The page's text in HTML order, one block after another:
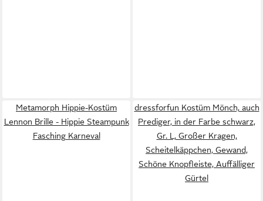
Metamorph Hippie-Kostüm
Lennon Brille - Hippie Steampunk
Fasching Karneval
dressforfun Kostüm Mönch, auch
Prediger, in der Farbe schwarz,
Gr. L, Großer Kragen,
Scheitelkäppchen, Gewand,
Schöne Knopfleiste, Auffälliger
Gürtel